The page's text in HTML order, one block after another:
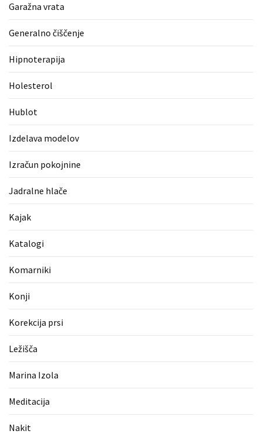
Varnost
na
(1)
Pergotende
pokojnine
blazine
oprema
(1)
Blefaroplastika
Garažna vrata
Generalno čiščenje
Hipnoterapija
Holesterol
Hublot
Izdelava modelov
Izračun pokojnine
Jadralne hlače
Kajak
Katalogi
Komarniki
Konji
Korekcija prsi
Ležišča
Marina Izola
Meditacija
Nakit